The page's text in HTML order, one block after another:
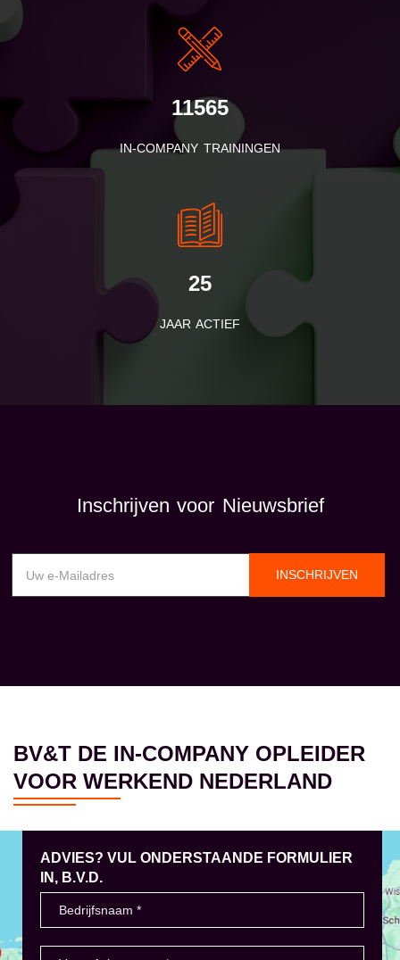
11565
IN-COMPANY TRAININGEN
25
JAAR ACTIEF
Inschrijven voor Nieuwsbrief
INSCHRIJVEN
BV&T DE IN-COMPANY OPLEIDER
VOOR WERKEND NEDERLAND
ADVIES? VUL ONDERSTAANDE FORMULIER
IN, B.V.D.